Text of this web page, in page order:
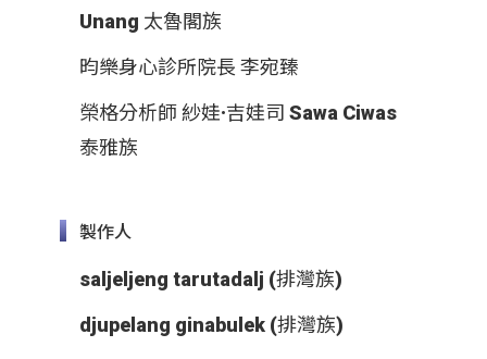
Unang 太魯閣族
昀樂身心診所院長 李宛臻
榮格分析師 紗娃·吉娃司 Sawa Ciwas
泰雅族
製作人
saljeljeng tarutadalj (排灣族)
djupelang ginabulek (排灣族)